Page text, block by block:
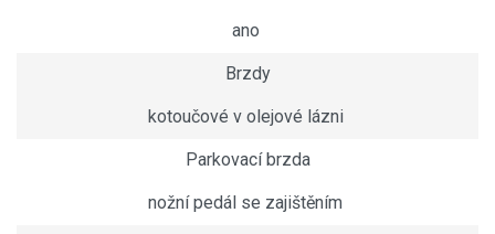
ano
Brzdy
kotoučové v olejové lázni
Parkovací brzda
nožní pedál se zajištěním